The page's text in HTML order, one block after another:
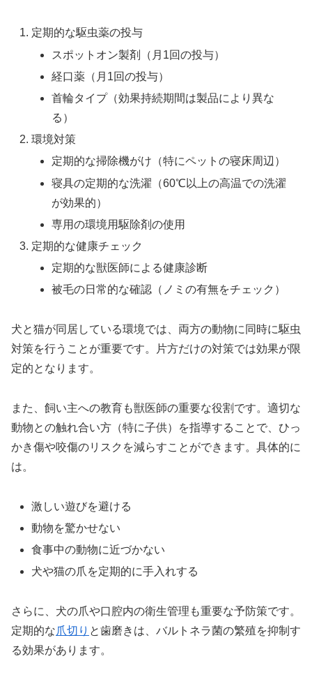
定期的な駆虫薬の投与
スポットオン製剤（月1回の投与）
経口薬（月1回の投与）
首輪タイプ（効果持続期間は製品により異な
る）
環境対策
定期的な掃除機がけ（特にペットの寝床周辺）
寝具の定期的な洗濯（60℃以上の高温での洗濯
が効果的）
専用の環境用駆除剤の使用
定期的な健康チェック
定期的な獣医師による健康診断
被毛の日常的な確認（ノミの有無をチェック）
犬と猫が同居している環境では、両方の動物に同時に駆虫
対策を行うことが重要です。片方だけの対策では効果が限
定的となります。
また、飼い主への教育も獣医師の重要な役割です。適切な
動物との触れ合い方（特に子供）を指導することで、ひっ
かき傷や咬傷のリスクを減らすことができます。具体的に
は。
激しい遊びを避ける
動物を驚かせない
食事中の動物に近づかない
犬や猫の爪を定期的に手入れする
さらに、犬の爪や口腔内の衛生管理も重要な予防策です。
定期的な爪切り と歯磨きは、バルトネラ菌の繁殖を抑制す
る効果があります。